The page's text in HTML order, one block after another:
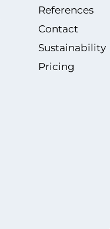
References
Contact
Sustainability
Pricing